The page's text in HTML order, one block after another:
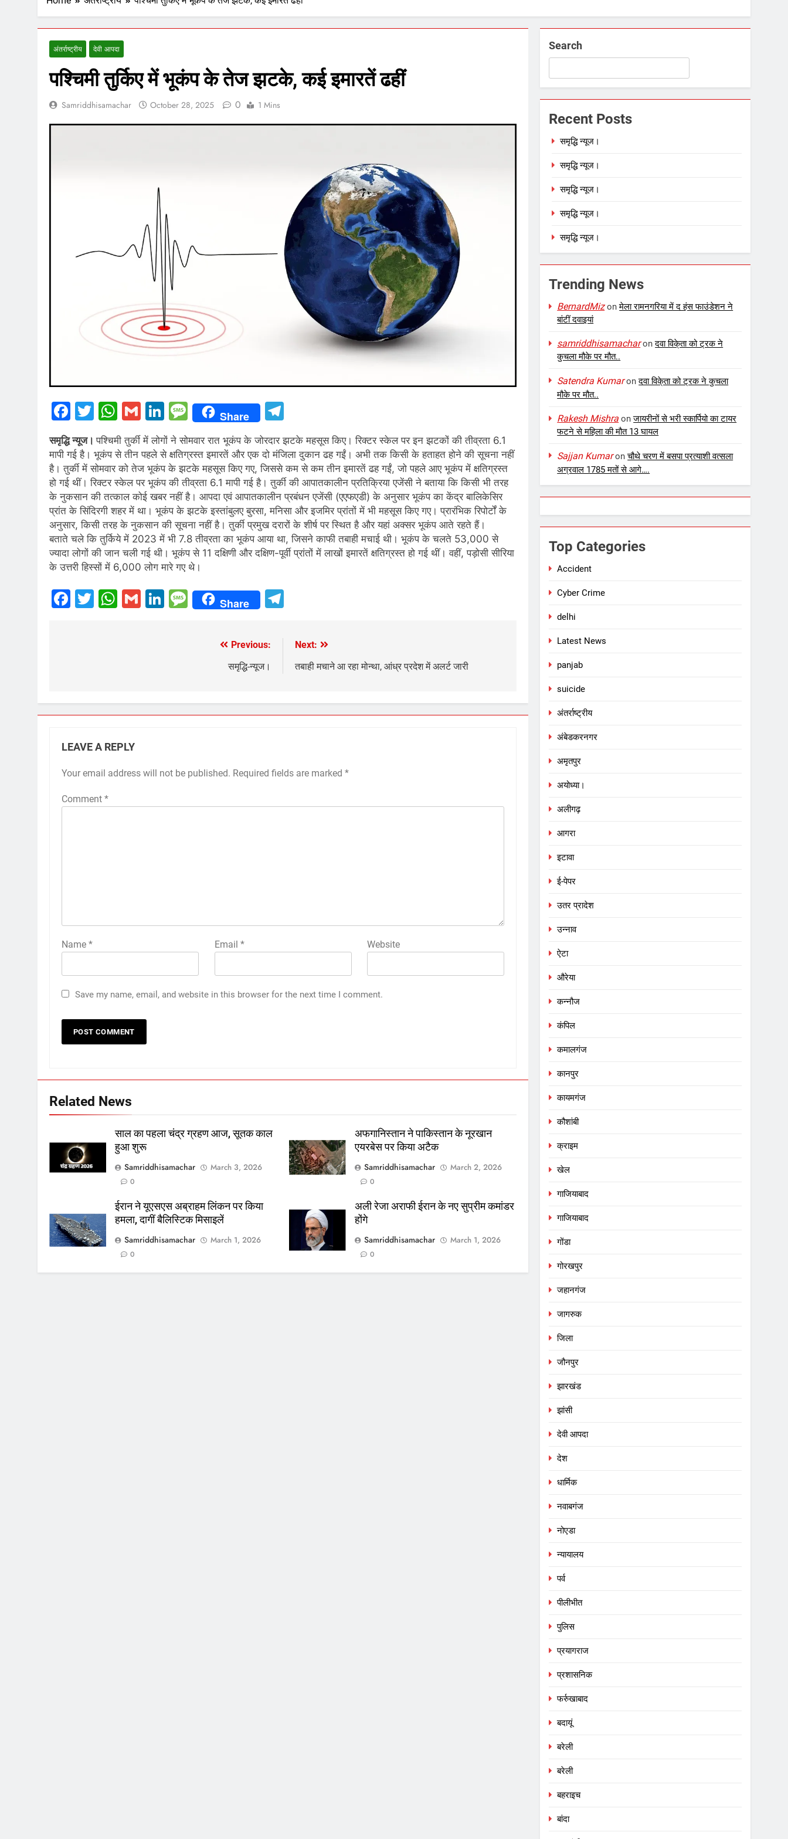
अंतर्राष्ट्रीय देवी आपदा
पश्चिमी तुर्किए में भूकंप के तेज झटके, कई इमारतें ढहीं
Samriddhisamachar October 28, 2025 0 1 Mins
Facebook
Twitter
WhatsApp
GmailLinkedIn
Message
Share
समृद्धि न्यूज।पश्चिमी तुर्की में लोगों ने सोमवार रात भूकंप के जोरदार झटके महसूस किए। रिक्टर स्केल पर इन झटकों की तीव्रता 6.1
मापी गई है। भूकंप से तीन पहले से क्षतिग्रस्त इमारतें और एक दो मंजिला दुकान ढह गईं। अभी तक किसी के हताहत होने की सूचना नहीं
है। तुर्की में सोमवार को तेज भूकंप के झटके महसूस किए गए, जिससे कम से कम तीन इमारतें ढह गईं, जो पहले आए भूकंप में क्षतिग्रस्त
हो गई थीं। रिक्टर स्केल पर भूकंप की तीव्रता 6.1 मापी गई है। तुर्की की आपातकालीन प्रतिक्रिया एजेंसी ने बताया कि किसी भी तरह
के नुकसान की तत्काल कोई खबर नहीं है। आपदा एवं आपातकालीन प्रबंधन एजेंसी (एएफएडी) के अनुसार भूकंप का केंद्र बालिकेसिर
प्रांत के सिंदिरगी शहर में था। भूकंप के झटके इस्तांबुलए बुरसा, मनिसा और इजमिर प्रांतों में भी महसूस किए गए। प्रारंभिक रिपोर्टों के
अनुसार, किसी तरह के नुकसान की सूचना नहीं है। तुर्की प्रमुख दरारों के शीर्ष पर स्थित है और यहां अक्सर भूकंप आते रहते हैं।
बताते चले कि तुर्किये में 2023 में भी 7.8 तीव्रता का भूकंप आया था, जिसने काफी तबाही मचाई थी। भूकंप के चलते 53,000 से
ज्यादा लोगों की जान चली गई थी। भूकंप से 11 दक्षिणी और दक्षिण-पूर्वी प्रांतों में लाखों इमारतें क्षतिग्रस्त हो गई थीं। वहीं, पड़ोसी सीरिया
के उत्तरी हिस्सों में 6,000 लोग मारे गए थे।
Facebook
Twitter
WhatsApp
GmailLinkedIn
Message
Share
Previous:
समृद्धि-न्यूज।
Next:
तबाही मचाने आ रहा मोन्था, आंध्र प्रदेश में अलर्ट जारी
LEAVE A REPLY
Your email address will not be published. Required fields are marked *
Comment *
Name * Email * Website
Save my name, email, and website in this browser for the next time I comment.
Related News
साल का पहला चंद्र ग्रहण आज, सूतक काल
हुआ शुरू
Samriddhisamachar
March 3, 2026
0
अफगानिस्तान ने पाकिस्तान के नूरखान
एयरबेस पर किया अटैक
Samriddhisamachar
March 2, 2026
0
ईरान ने यूएसएस अब्राहम लिंकन पर किया
हमला, दागीं बैलिस्टिक मिसाइलें
Samriddhisamachar
March 1, 2026
0
अली रेजा अराफी ईरान के नए सुप्रीम कमांडर
होंगे
Samriddhisamachar
March 1, 2026
0
Search
Recent Posts
समृद्धि न्यूज।
समृद्धि न्यूज।
समृद्धि न्यूज।
समृद्धि न्यूज।
समृद्धि न्यूज।
Trending News
BernardMizonमेला रामनगरिया में द हंस फाउंडेशन ने
बांटीं दवाइयां
samriddhisamacharonदवा विके्ता को ट्रक ने
कुचला मौके पर मौत..
Satendra Kumaronदवा विके्ता को ट्रक ने कुचला
मौके पर मौत..
Rakesh Mishra onजायरीनों से भरी स्कार्पियो का टायर
फटने से महिला की मौत 13 घायल
Sajjan Kumaronचौथे चरण में बसपा प्रत्याशी वत्सला
अग्रवाल 1785 मतों से आगे….
Top Categories
Accident
Cyber Crime
delhi
Latest News
panjab
suicide
अंतर्राष्ट्रीय
अंबेडकरनगर
अमृतपुर
अयोध्या।
अलीगढ़
आगरा
इटावा
ई-पेपर
उतर प्रादेश
उन्नाव
ऐटा
औरेया
कन्नौज
कंपिल
कमालगंज
कानपुर
कायमगंज
कौशांबी
क्राइम
खेल
गाजियाबाद
गाजियाबाद
गोंडा
गोरखपुर
जहानगंज
जागरुक
जिला
जौनपुर
झारखंड
झांसी
देवी आपदा
देश
धार्मिक
नवाबगंज
नोएडा
न्यायालय
पर्व
पीलीभीत
पुलिस
प्रयागराज
प्रशासनिक
फर्रुखाबाद
बदायूं
बरेली
बरेली
बहराइच
बांदा